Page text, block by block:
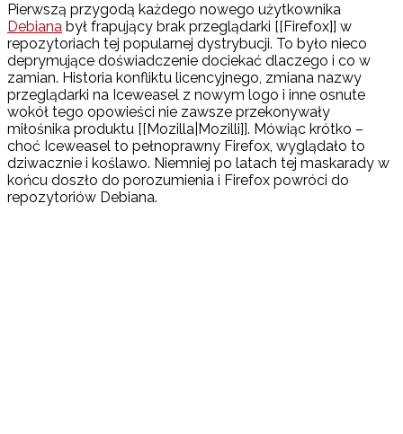
Pierwszą przygodą każdego nowego użytkownika
Debiana był frapujący brak przeglądarki [[Firefox]] w
repozytoriach tej popularnej dystrybucji. To było nieco
deprymujące doświadczenie dociekać dlaczego i co w
zamian. Historia konfliktu licencyjnego, zmiana nazwy
przeglądarki na Iceweasel z nowym logo i inne osnute
wokół tego opowieści nie zawsze przekonywały
miłośnika produktu [[Mozilla|Mozilli]]. Mówiąc krótko –
choć Iceweasel to pełnoprawny Firefox, wyglądało to
dziwacznie i koślawo. Niemniej po latach tej maskarady w
końcu doszło do porozumienia i Firefox powróci do
repozytoriów Debiana.